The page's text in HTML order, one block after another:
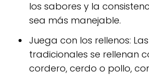
los sabores y la
sea más manejable.
Juega con los rellenos:
tradicionales se rellenan
cordero, cerdo o pollo,